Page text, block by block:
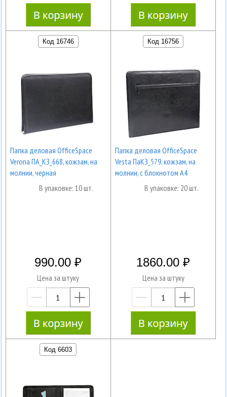
Код 16746
Папка деловая OfficeSpace
Verona ПА_КЗ_668, кожзам, на
молнии, черная
В упаковке: 10 шт.
990.00
Цена за штуку
—
Код 16756
Папка деловая OfficeSpace
Vesta ПаКЗ_579, кожзам, на
молнии, с блокнотом А4
В упаковке: 20 шт.
1860.00
Цена за штуку
—
Код 6603